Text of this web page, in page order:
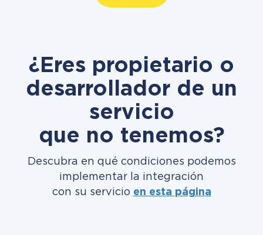
¿Eres propietario o
desarrollador de un
servicio
que no tenemos?
Descubra en qué condiciones podemos
implementar la integración
con su servicio en esta página